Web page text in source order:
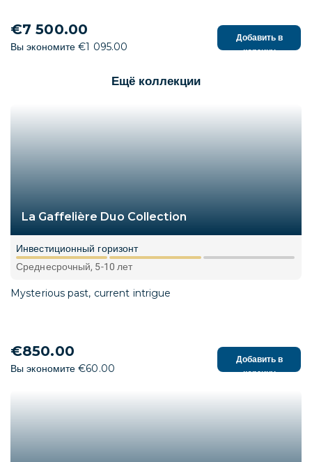
€7 500.00
Вы экономите €1 095.00
Добавить в
корзину
Ещё коллекции
La Gaffelière Duo Collection
Инвестиционный горизонт
Среднесрочный, 5-10 лет
Mysterious past, current intrigue
€850.00
Вы экономите €60.00
Добавить в
корзину